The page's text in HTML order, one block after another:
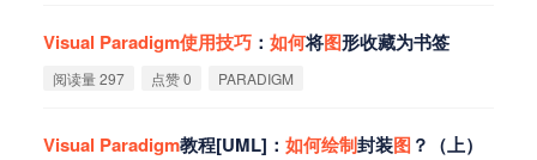
Visual Paradigm使用技巧 ： 如何将图形收藏为书签
阅读量 297 点赞 0 PARADIGM
Visual Paradigm教程[UML]： 如何绘制封装图 ？（上）